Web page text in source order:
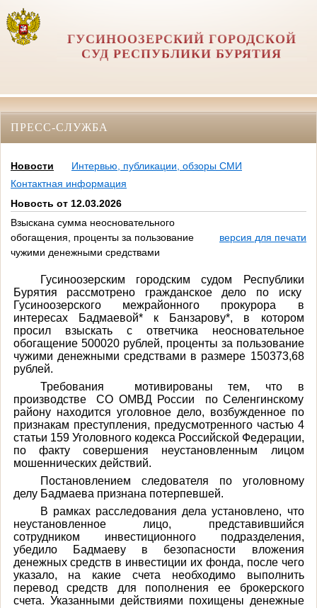
ГУСИНООЗЕРСКИЙ ГОРОДСКОЙ
СУД РЕСПУБЛИКИ БУРЯТИЯ
ПРЕСС-СЛУЖБА
Новости
Интервью, публикации, обзоры СМИ
Контактная информация
Новость от 12.03.2026
Взыскана сумма неосновательного
обогащения, проценты за пользование
чужими денежными средствами
версия для печати
Гусиноозерским городским судом Республики
Бурятия рассмотрено гражданское дело по иску
Гусиноозерского межрайонного прокурора в
интересах Бадмаевой* к Банзарову*, в котором
просил взыскать с ответчика неосновательное
обогащение 500020 рублей, проценты за пользование
чужими денежными средствами в размере 150373,68
рублей.
Требования мотивированы тем, что в
производстве СО ОМВД России по Селенгинскому
району находится уголовное дело, возбужденное по
признакам преступления, предусмотренного частью 4
статьи 159 Уголовного кодекса Российской Федерации,
по факту совершения неустановленным лицом
мошеннических действий.
Постановлением следователя по уголовному
делу Бадмаева признана потерпевшей.
В рамках расследования дела установлено, что
неустановленное лицо, представившийся
сотрудником инвестиционного подразделения,
убедило Бадмаеву в безопасности вложения
денежных средств в инвестиции их фонда, после чего
указало, на какие счета необходимо выполнить
перевод средств для пополнения ее брокерского
счета. Указанными действиями похищены денежные